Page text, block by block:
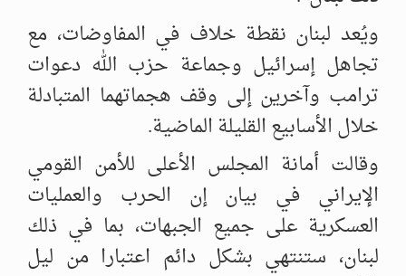
ويُعد لبنان نقطة خلاف في المفاوضات، مع
تجاهل إسرائيل وجماعة حزب الله دعوات
ترامب وآخرين إلى وقف هجماتهما المتبادلة
خلال الأسابيع القليلة الماضية.
وقالت أمانة المجلس الأعلى للأمن القومي
الإيراني في بيان إن الحرب والعمليات
العسكرية على جميع الجبهات، بما في ذلك
لبنان، ستنتهي بشكل دائم اعتبارا من ليل